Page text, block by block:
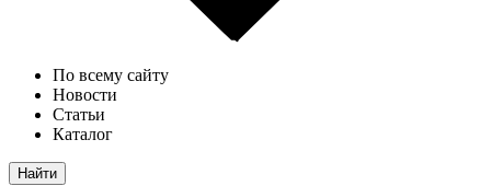
По всему сайту
Новости
Статьи
Каталог
Найти